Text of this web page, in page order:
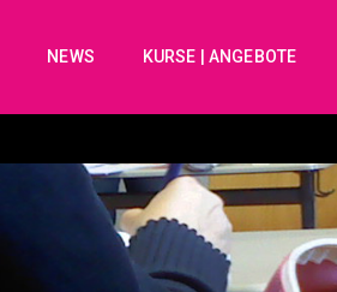
NEWS KURSE | ANGEBOTE